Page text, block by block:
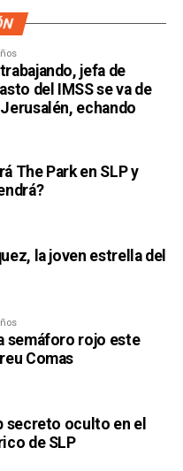
jefa de
del IMSS se va de
echando
The Park en SLP y
la joven estrella del
semáforo rojo este
Comas
secreto oculto en el
de SLP